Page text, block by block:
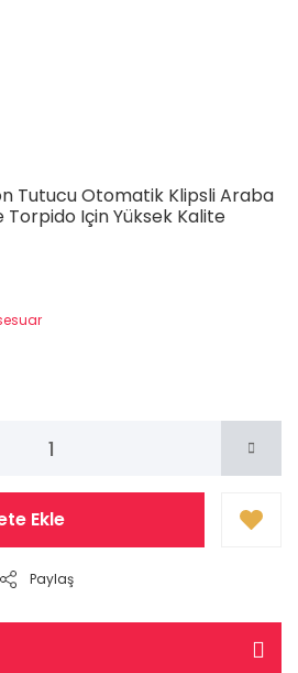
Tutucu Otomatik Klipsli Araba
Için Yüksek Kalite
Ekle
Paylaş